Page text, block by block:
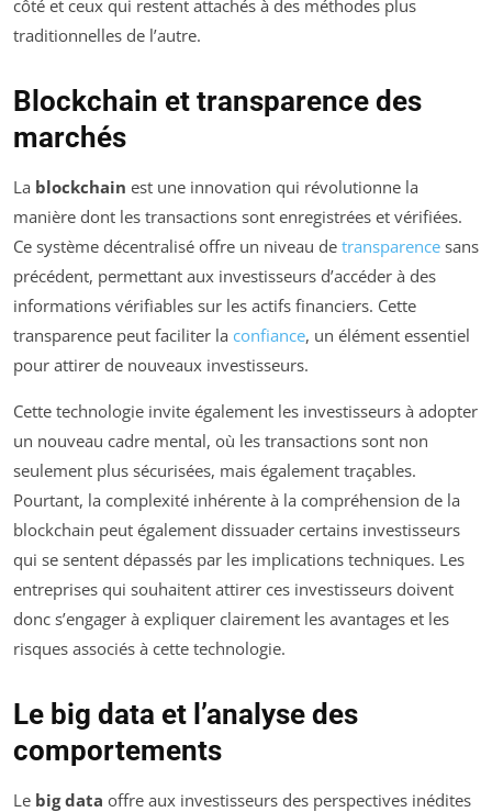
côté et ceux qui restent attachés à des méthodes plus
traditionnelles de l’autre.
Blockchain et transparence des
marchés
La blockchain est une innovation qui révolutionne la
manière dont les transactions sont enregistrées et vérifiées.
Ce système décentralisé offre un niveau de transparence sans
précédent, permettant aux investisseurs d’accéder à des
informations vérifiables sur les actifs financiers. Cette
transparence peut faciliter la confiance, un élément essentiel
pour attirer de nouveaux investisseurs.
Cette technologie invite également les investisseurs à adopter
un nouveau cadre mental, où les transactions sont non
seulement plus sécurisées, mais également traçables.
Pourtant, la complexité inhérente à la compréhension de la
blockchain peut également dissuader certains investisseurs
qui se sentent dépassés par les implications techniques. Les
entreprises qui souhaitent attirer ces investisseurs doivent
donc s’engager à expliquer clairement les avantages et les
risques associés à cette technologie.
Le big data et l’analyse des
comportements
Le big data offre aux investisseurs des perspectives inédites